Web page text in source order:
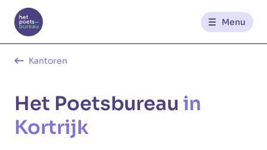
Menu
Kantoren
Werknemerszone
Klantenzone
Kantoren
Het Poetsbureau in
Kortrijk